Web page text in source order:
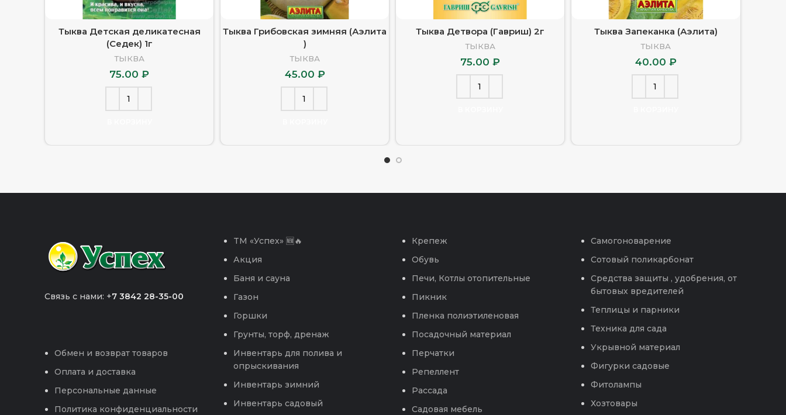
Тыква Детская деликатесная
(Седек) 1г
ТЫКВА
75.00₽
Тыква Грибовская зимняя (Аэлита
)
ТЫКВА
45.00 ₽
Тыква Детвора (Гавриш) 2г
ТЫКВА
75.00₽
Тыква Запеканка (Аэлита)
ТЫКВА
40.00 ₽
Связь с нами: +7 3842 28-35-00
Обмен и возврат товаров
Оплата и доставка
Персональные данные
Политика конфиденциальности
TM «Успех» 🆕🔥
Акция
Баня и сауна
Газон
Горшки
Грунты, торф, дренаж
Инвентарь для полива и
опрыскивания
Инвентарь зимний
Инвентарь садовый
Крепеж
Обувь
Печи, Котлы отопительные
Пикник
Пленка полиэтиленовая
Посадочный материал
Перчатки
Репеллент
Рассада
Садовая мебель
Самогоноварение
Сотовый поликарбонат
Средства защиты , удобрения, от
бытовых вредителей
Теплицы и парники
Техника для сада
Укрывной материал
Фигурки садовые
Фитолампы
Хозтовары